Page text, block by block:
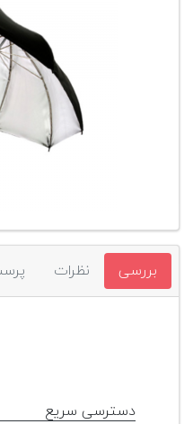
بررسی نظرات
دسترسی سریع